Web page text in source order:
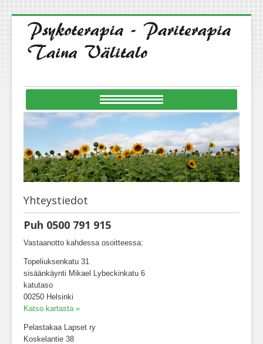
Yhteystiedot
Puh 0500 791 915
Vastaanotto kahdessa osoitteessa:
Topeliuksenkatu 31
sisäänkäynti Mikael Lybeckinkatu 6
katutaso
00250 Helsinki
Katso kartasta »
Pelastakaa Lapset ry
Koskelantie 38